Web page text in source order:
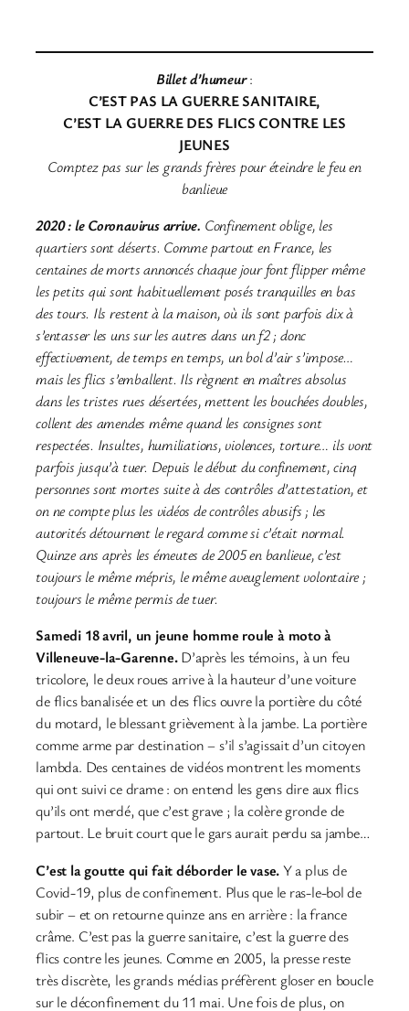
Billet d’humeur:
C’EST PAS LA GUERRE SANITAIRE,
C’EST LA GUERRE DES FLICS CONTRE LES
JEUNES
Comptez pas sur les grands frères pour éteindre le feu en
banlieue
2020 : le Coronavirus arrive. Confinement oblige, les
quartiers sont déserts. Comme partout en France, les
centaines de morts annoncés chaque jour font flipper même
les petits qui sont habituellement posés tranquilles en bas
des tours. Ils restent à la maison, où ils sont parfois dix à
s’entasser les uns sur les autres dans un f2 ; donc
effectivement, de temps en temps, un bol d’air s’impose…
mais les flics s’emballent. Ils règnent en maîtres absolus
dans les tristes rues désertées, mettent les bouchées doubles,
collent des amendes même quand les consignes sont
respectées. Insultes, humiliations, violences, torture… ils vont
parfois jusqu’à tuer. Depuis le début du confinement, cinq
personnes sont mortes suite à des contrôles d’attestation, et
on ne compte plus les vidéos de contrôles abusifs ; les
autorités détournent le regard comme si c’était normal.
Quinze ans après les émeutes de 2005 en banlieue, c’est
toujours le même mépris, le même aveuglement volontaire ;
toujours le même permis de tuer.
Samedi 18 avril, un jeune homme roule à moto à
Villeneuve-la-Garenne.D’après les témoins, à un feu
tricolore, le deux roues arrive à la hauteur d’une voiture
de flics banalisée et un des flics ouvre la portière du côté
du motard, le blessant grièvement à la jambe. La portière
comme arme par destination – s’il s’agissait d’un citoyen
lambda. Des centaines de vidéos montrent les moments
qui ont suivi ce drame : on entend les gens dire aux flics
qu’ils ont merdé, que c’est grave ; la colère gronde de
partout. Le bruit court que le gars aurait perdu sa jambe…
C’est la goutte qui fait déborder le vase.Y a plus de
Covid-19, plus de confinement. Plus que le ras-le-bol de
subir – et on retourne quinze ans en arrière : la france
crâme. C’est pas la guerre sanitaire, c’est la guerre des
flics contre les jeunes. Comme en 2005, la presse reste
très discrète, les grands médias préfèrent gloser en boucle
sur le déconfinement du 11 mai. Une fois de plus, on